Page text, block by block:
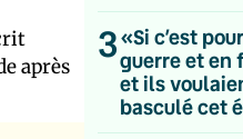
après
3«Si c’est
guerre et en
et ils
basculé cet